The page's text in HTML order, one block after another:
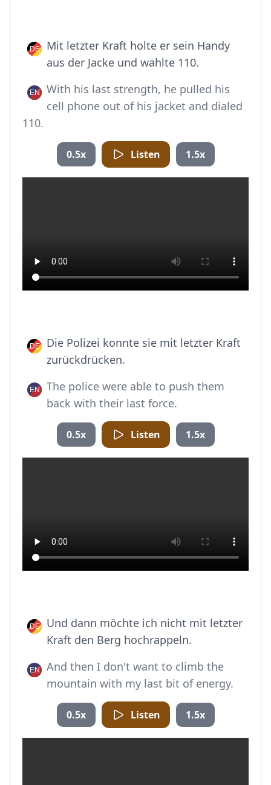
Mit letzter Kraft holte er sein Handy
aus der Jacke und wählte 110.
With his last strength, he pulled his
cell phone out of his jacket and dialed
110.
0.5x Listen 1.5x
Die Polizei konnte sie mit letzter Kraft
zurückdrücken.
The police were able to push them
back with their last force.
0.5x Listen 1.5x
Und dann möchte ich nicht mit letzter
Kraft den Berg hochrappeln.
And then I don't want to climb the
mountain with my last bit of energy.
0.5x Listen 1.5x